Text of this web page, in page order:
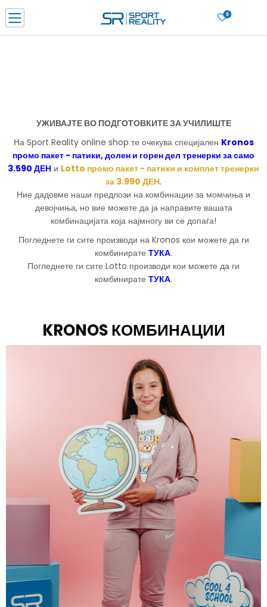
0
Ценовник
УЖИВАЈТЕ ВО ПОДГОТОВКИТЕ ЗА УЧИЛИШТЕ
На Sport Reality online shop те очекува специјален Kronos
промо пакет - патики, долен и горен дел тренерки за само
3.590 ДЕН и Lotto промо пакет - патики и комплет тренерки
за 3.990 ДЕН.
Ние дадовме наши предлози на комбинации за момчиња и
девојчиња, но вие можете да ја направите вашата
комбинацијата која најмногу ви се допаѓа!
Погледнете ги сите производи на Kronos кои можете да ги
комбинирате ТУКА.
Погледнете ги сите Lotto производи кои можете да ги
комбинирате ТУКА.
KRONOS КОМБИНАЦИИ